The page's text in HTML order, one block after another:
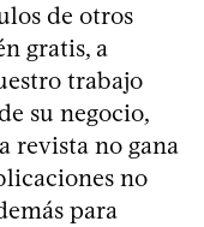
de otros
gratis, a
trabajo
su negocio,
revista no gana
no
para